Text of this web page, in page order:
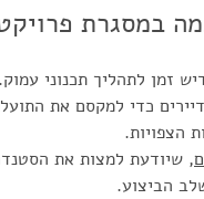
במסגרת
זמן לתהליך תכנוני עמוק.
כדי למקסם את
הצפויות.
, שיודעת למצות את
הביצוע.